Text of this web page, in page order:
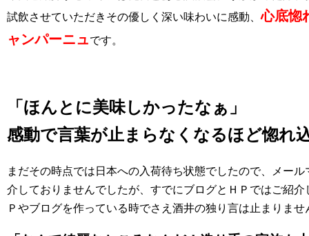
試飲させていただきその優しく深い味わいに感動、心底惚
ャンパーニュです。
「ほんとに美味しかったなぁ」
感動で言葉が止まらなくなるほど惚れ
まだその時点では日本への入荷待ち状態でしたので、メー
介しておりませんでしたが、すでにブログとＨＰではご紹介
Ｐやブログを作っている時でさえ酒井の独り言は止まりませ